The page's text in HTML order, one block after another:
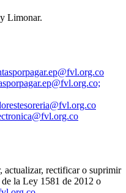
Limonar.
actualizar, rectificar o suprimir
la Ley 1581 de 2012 o